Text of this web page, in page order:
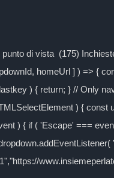
di vista (175)
homeUrl ] ) => {
) { return; } // Only
) {
) { if ( 'Escape' ===